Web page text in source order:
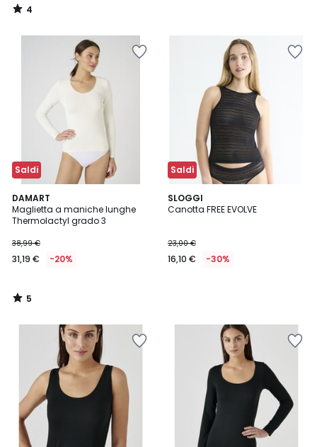
4
/
Saldi
DAMART
Maglietta a maniche lunghe
Thermolactyl grado 3
38,99 €
31,19 € -20%
5
/
5
5
/
Saldi
SLOGGI
Canotta FREE EVOLVE
23,00 €
16,10 € -30%